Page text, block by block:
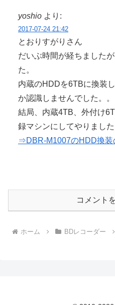
yoshio より:
2017-07-24 21:42
とおりすがりさん
だいぶ時間が経ちました
た。
内蔵のHDDを6TBに換装
か認識しませんでした。。
結局、内蔵4TB、外付け
録マシンにしてやりました
⇒DBR-M1007のHDD換装
コメント
ホーム BDレコーダー